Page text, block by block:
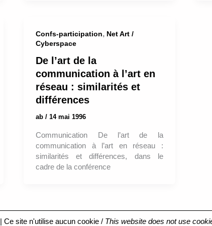
Confs-participation, Net Art /
Cyberspace
De l’art de la
communication à l’art en
réseau : similarités et
différences
ab/14 mai 1996
Communication De l’art de la
communication à l’art en réseau :
similarités et différences, dans le
cadre de la conférence
| Ce site n'utilise aucun cookie / This website does not use